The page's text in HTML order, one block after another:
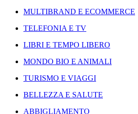
MULTIBRAND E ECOMMERCE
TELEFONIA E TV
LIBRI E TEMPO LIBERO
MONDO BIO E ANIMALI
TURISMO E VIAGGI
BELLEZZA E SALUTE
ABBIGLIAMENTO